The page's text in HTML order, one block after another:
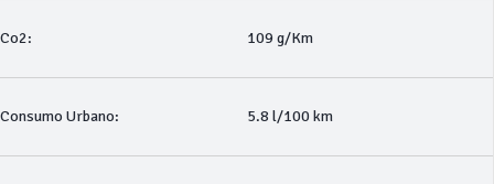
Co2: 109 g/Km
Consumo Urbano: 5.8 l/100 km